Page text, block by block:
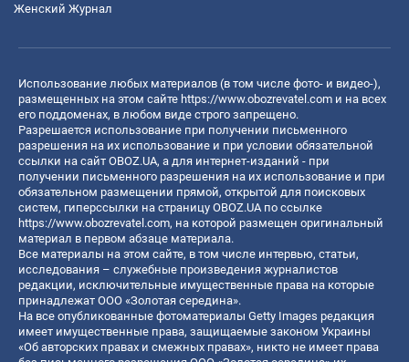
Женский Журнал
Использование любых материалов (в том числе фото- и видео-),
размещенных на этом сайте https://www.obozrevatel.com и на всех
его поддоменах, в любом виде строго запрещено.
Разрешается использование при получении письменного
разрешения на их использование и при условии обязательной
ссылки на сайт OBOZ.UA, а для интернет-изданий - при
получении письменного разрешения на их использование и при
обязательном размещении прямой, открытой для поисковых
систем, гиперссылки на страницу OBOZ.UA по ссылке
https://www.obozrevatel.com, на которой размещен оригинальный
материал в первом абзаце материала.
Все материалы на этом сайте, в том числе интервью, статьи,
исследования – служебные произведения журналистов
редакции, исключительные имущественные права на которые
принадлежат ООО «Золотая середина».
На все опубликованные фотоматериалы Getty Images редакция
имеет имущественные права, защищаемые законом Украины
«Об авторских правах и смежных правах», никто не имеет права